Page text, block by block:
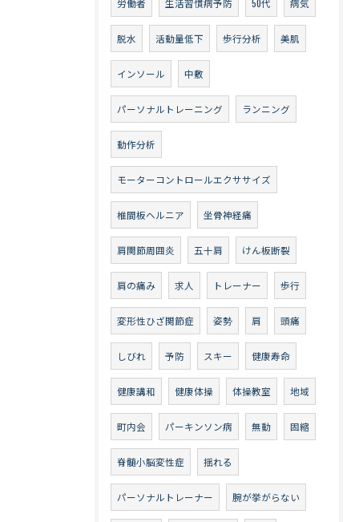
労働者 生活習慣病予防 50代 病気
脱水 活動量低下 歩行分析 美肌
インソール 中敷
パーソナルトレーニング ランニング
動作分析
モーターコントロールエクササイズ
椎間板ヘルニア 坐骨神経痛
肩関節周囲炎 五十肩 けん板断裂
肩の痛み 求人 トレーナー 歩行
変形性ひざ関節症 姿勢 肩 頭痛
しびれ 予防 スキー 健康寿命
健康講和 健康体操 体操教室 地域
町内会 パーキンソン病 無動 固縮
脊髄小脳変性症 揺れる
パーソナルトレーナー 腕が挙がらない